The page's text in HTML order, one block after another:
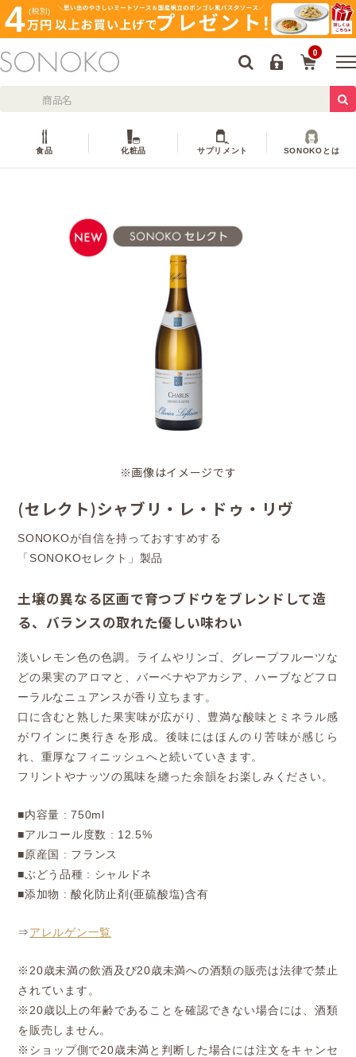
0
食品 化粧品 サプリメント SONOKOとは
※画像はイメージです
(セレクト)シャブリ・レ・ドゥ・リヴ
SONOKOが自信を持っておすすめする
「SONOKOセレクト」製品
土壌の異なる区画で育つブドウをブレンドして造
る、バランスの取れた優しい味わい
淡いレモン色の色調。ライムやリンゴ、グレープフルーツな
どの果実のアロマと、バーベナやアカシア、ハーブなどフロ
ーラルなニュアンスが香り立ちます。
口に含むと熟した果実味が広がり、豊満な酸味とミネラル感
がワインに奥行きを形成。後味にはほんのり苦味が感じら
れ、重厚なフィニッシュへと続いていきます。
フリントやナッツの風味を纏った余韻をお楽しみください。
■内容量 : 750ml
■アルコール度数 : 12.5%
■原産国 : フランス
■ぶどう品種 : シャルドネ
■添加物 : 酸化防止剤(亜硫酸塩)含有
⇒アレルゲン一覧
※20歳未満の飲酒及び20歳未満への酒類の販売は法律で禁止
されています。
※20歳以上の年齢であることを確認できない場合には、酒類
を販売しません。
※ショップ側で20歳未満と判断した場合には注文をキャンセ